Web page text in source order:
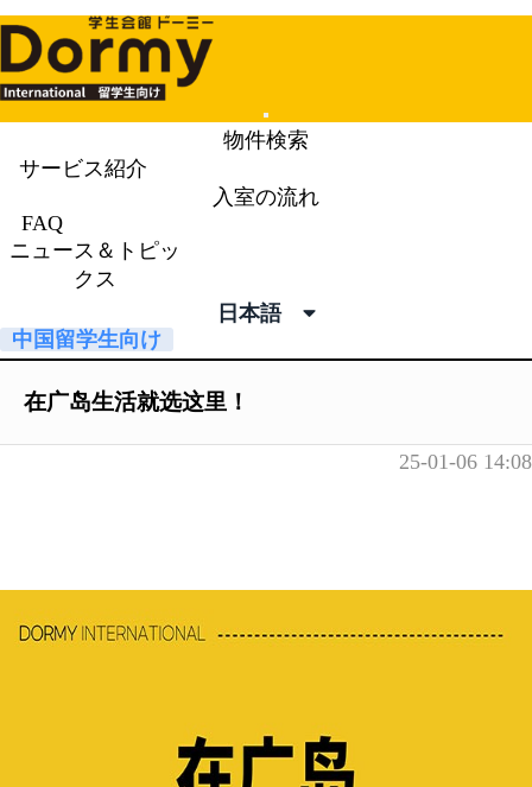
Mobile
Menu
物件検索
サービス紹介
入室の流れ
FAQ
ニュース＆トピッ
クス
日本語
ニュース＆トピックス
中国留学生向け
在广岛生活就选这里！
25-01-06 14:08